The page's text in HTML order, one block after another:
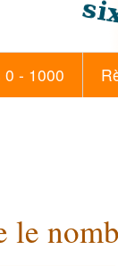
0 - 1000
le